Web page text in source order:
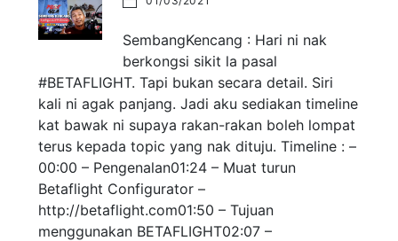
SembangKencang : Hari ni nak
berkongsi sikit la pasal
#BETAFLIGHT. Tapi bukan secara detail. Siri
kali ni agak panjang. Jadi aku sediakan timeline
kat bawak ni supaya rakan-rakan boleh lompat
terus kepada topic yang nak dituju. Timeline : –
00:00 – Pengenalan01:24 – Muat turun
Betaflight Configurator –
http://betaflight.com01:50 – Tujuan
menggunakan BETAFLIGHT02:07 –